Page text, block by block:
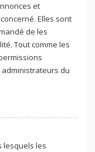
et
Elles sont
de les
Tout comme les
du
lesquels les